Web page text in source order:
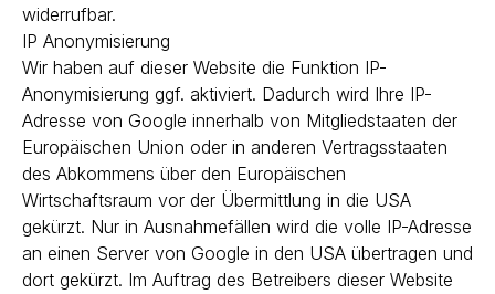
widerrufbar.
IP Anonymisierung
Wir haben auf dieser Website die Funktion IP-
Anonymisierung ggf. aktiviert. Dadurch wird Ihre IP-
Adresse von Google innerhalb von Mitgliedstaaten der
Europäischen Union oder in anderen Vertragsstaaten
des Abkommens über den Europäischen
Wirtschaftsraum vor der Übermittlung in die USA
gekürzt. Nur in Ausnahmefällen wird die volle IP-Adresse
an einen Server von Google in den USA übertragen und
dort gekürzt. Im Auftrag des Betreibers dieser Website